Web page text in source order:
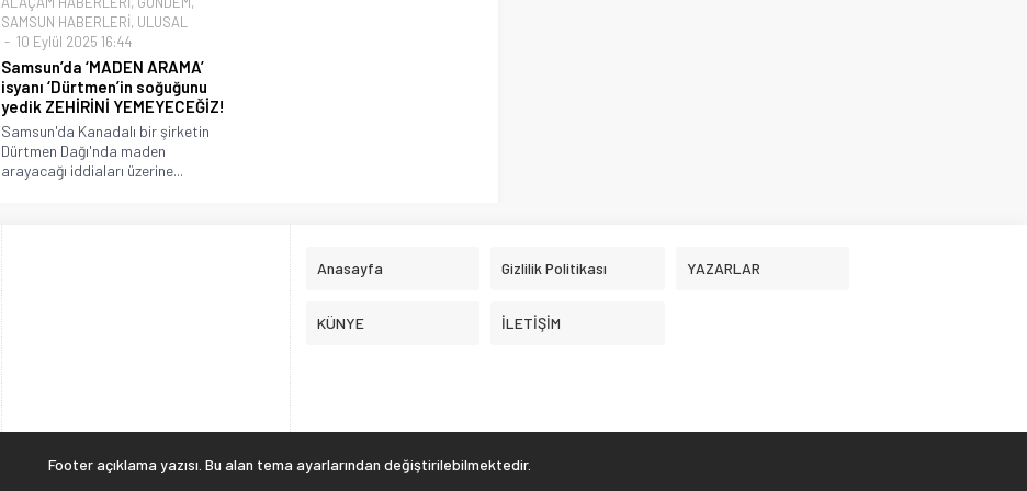
SAMSUN HABERLERİ, ULUSAL
10 Eylül 2025 16:44
Samsun’da ‘MADEN ARAMA’
isyanı ‘Dürtmen’in soğuğunu
yedik ZEHİRİNİ YEMEYECEĞİZ!
Samsun'da Kanadalı bir şirketin
Dürtmen Dağı'nda maden
arayacağı iddiaları üzerine...
Anasayfa Gizlilik Politikası YAZARLAR
KÜNYE İLETİŞİM
Footer açıklama yazısı. Bu alan tema ayarlarından değiştirilebilmektedir.